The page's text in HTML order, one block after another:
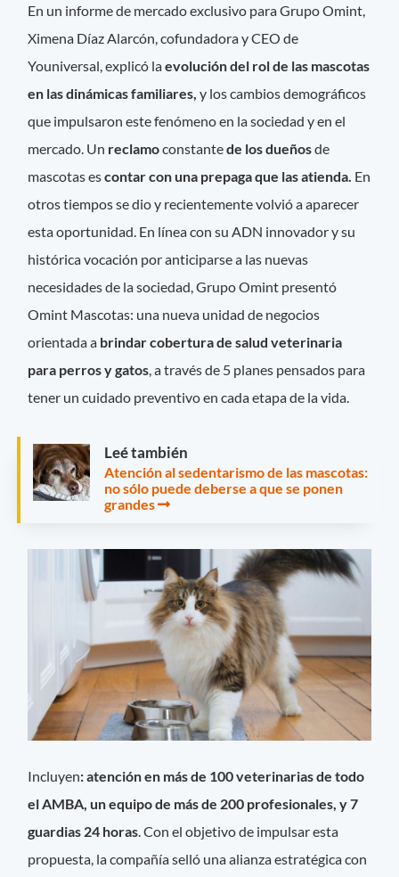
En un informe de mercado exclusivo para Grupo Omint,
Ximena Díaz Alarcón, cofundadora y CEO de
Youniversal, explicó laevolución del rol de las mascotas
en las dinámicas familiares, y los cambios demográficos
que impulsaron este fenómeno en la sociedad y en el
mercado. Un reclamoconstantede los dueñosde
mascotas escontar con una prepaga que las atienda. En
otros tiempos se dio y recientemente volvió a aparecer
esta oportunidad. En línea con su ADN innovador y su
histórica vocación por anticiparse a las nuevas
necesidades de la sociedad, Grupo Omint presentó
Omint Mascotas: una nueva unidad de negocios
orientada a brindar cobertura de salud veterinaria
para perros y gatos , a través de 5 planes pensados para
tener un cuidado preventivo en cada etapa de la vida.
Leé también
Atención al sedentarismo de las mascotas:
no sólo puede deberse a que se ponen
grandes
Incluyen: atención en más de 100 veterinarias de todo
el AMBA, un equipo de más de 200 profesionales, y 7
guardias 24 horas. Con el objetivo de impulsar esta
propuesta, la compañía selló una alianza estratégica con